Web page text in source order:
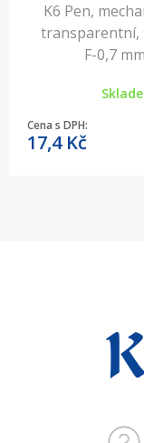
K6 Pen,
transparentní,
F-0,7
Cena s DPH:
17,4 Kč